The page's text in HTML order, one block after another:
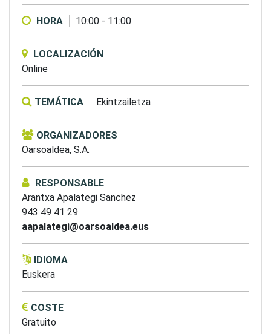
HORA 10:00 - 11:00
LOCALIZACIÓN
Online
TEMÁTICA Ekintzailetza
ORGANIZADORES
Oarsoaldea, S.A.
RESPONSABLE
Arantxa Apalategi Sanchez
943 49 41 29
aapalategi@oarsoaldea.eus
IDIOMA
Euskera
COSTE
Gratuito